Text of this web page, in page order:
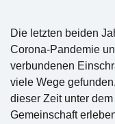
Die letzten beiden
Corona-Pandemie
verbundenen
viele Wege
dieser Zeit unter
Gemeinschaft